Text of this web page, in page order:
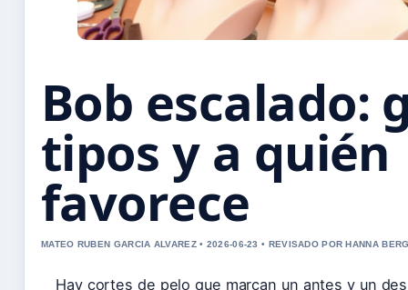
Bob escalado:
tipos y a quién
favorece
MATEO RUBEN GARCIA ALVAREZ • 2026-06-23 • REVISADO POR HANNA
Hay cortes de pelo que marcan un antes y un